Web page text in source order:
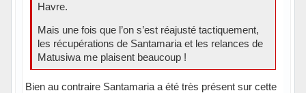
Havre.
Mais une fois que l’on s’est réajusté tactiquement,
les récupérations de Santamaria et les relances de
Matusiwa me plaisent beaucoup !
Bien au contraire Santamaria a été très présent sur cette